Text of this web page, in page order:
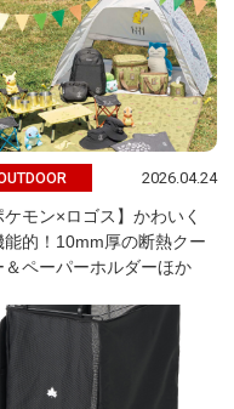
2026.04.24
ケモン×ロゴス】かわいく
能的！10mm厚の断熱クー
＆ペーパーホルダーほか